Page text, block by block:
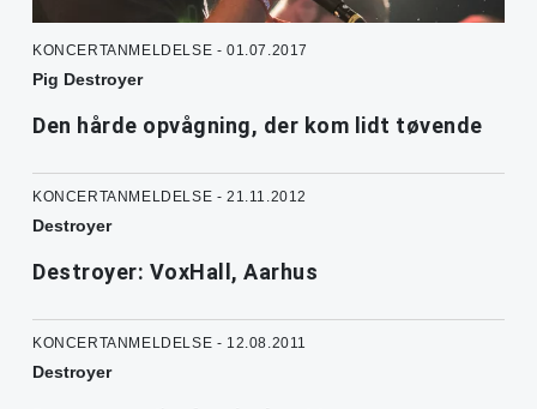
KONCERTANMELDELSE - 01.07.2017
Pig Destroyer
Den hårde opvågning, der kom lidt tøvende
KONCERTANMELDELSE - 21.11.2012
Destroyer
Destroyer: VoxHall, Aarhus
KONCERTANMELDELSE - 12.08.2011
Destroyer